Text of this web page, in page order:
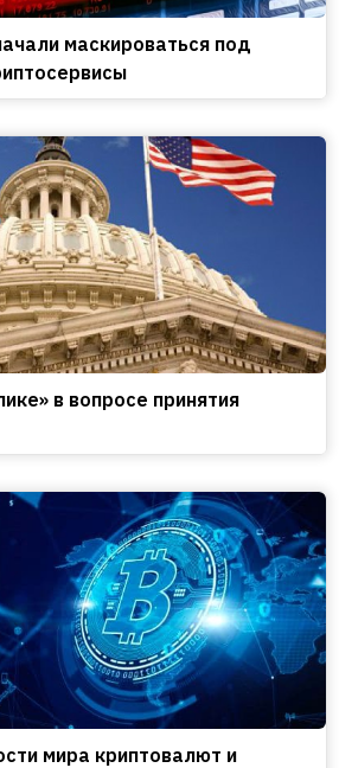
маскироваться под
в вопросе принятия
мира криптовалют и